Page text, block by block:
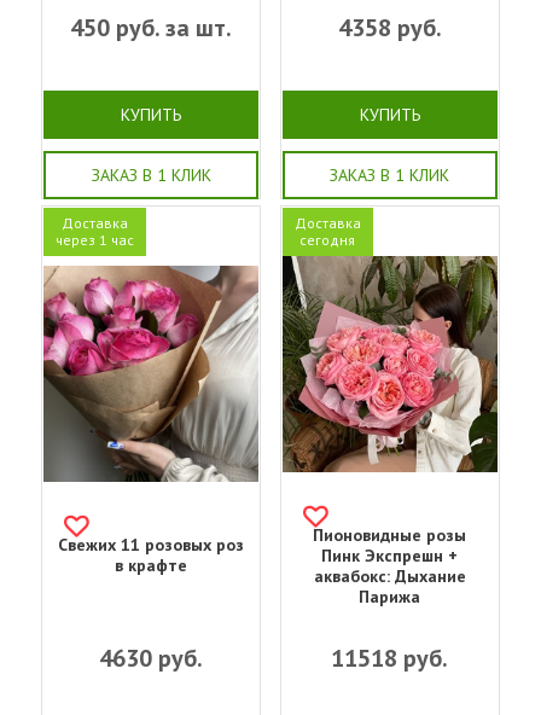
450 руб. за шт.
КУПИТЬ
ЗАКАЗ В 1 КЛИК
4358 руб.
КУПИТЬ
ЗАКАЗ В 1 КЛИК
Доставка
через 1 час
Свежих 11 розовых роз
в крафте
4630 руб.
Доставка
сегодня
Пионовидные розы
Пинк Экспрешн +
аквабокс: Дыхание
Парижа
11518 руб.